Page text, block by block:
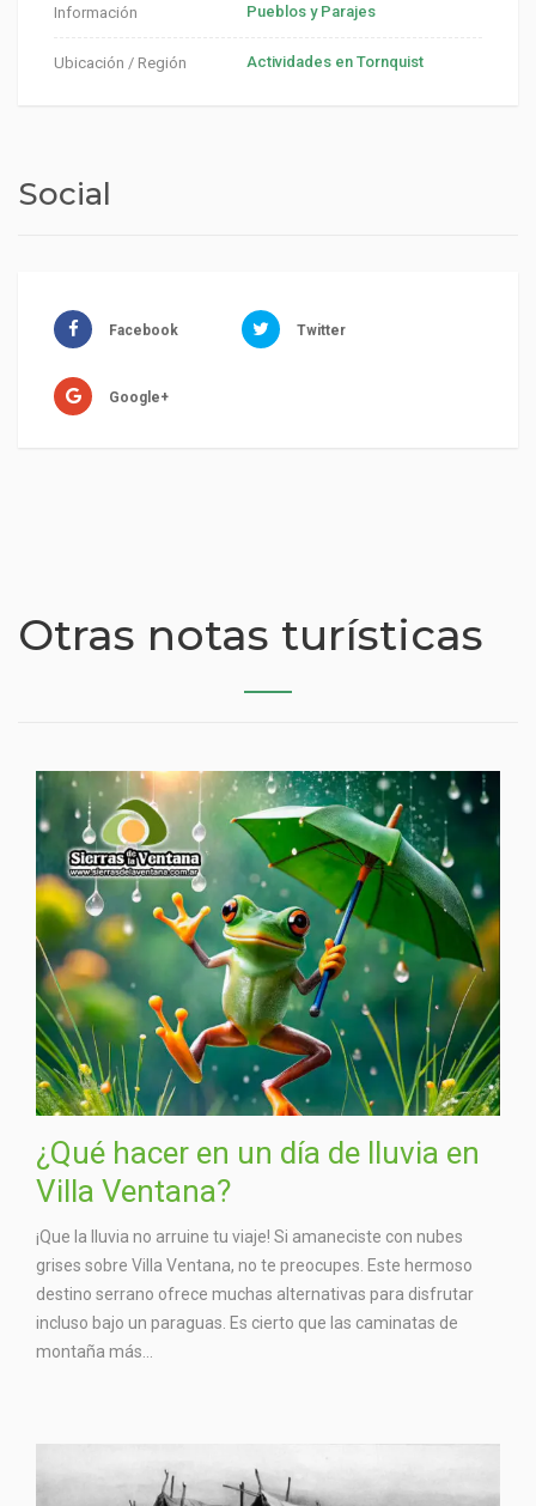
Información Pueblos y Parajes
Ubicación / Región Actividades en Tornquist
Social
Facebook Twitter
Google+
Otras notas turísticas
¿Qué hacer en un día de lluvia en
Villa Ventana?
¡Que la lluvia no arruine tu viaje! Si amaneciste con nubes
grises sobre Villa Ventana, no te preocupes. Este hermoso
destino serrano ofrece muchas alternativas para disfrutar
incluso bajo un paraguas. Es cierto que las caminatas de
montaña más...